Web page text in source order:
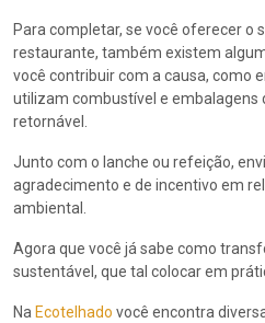
Para completar, se você oferecer o
restaurante, também existem
você contribuir com a causa, como
utilizam combustível e embalagens
retornável.
Junto com o lanche ou refeição,
agradecimento e de incentivo em
ambiental.
Agora que você já sabe como
sustentável, que tal colocar em
Na Ecotelhado você encontra